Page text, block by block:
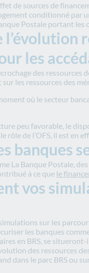
de sources de
conditionné par
Postale portant
l’évolution
les
des ressources
les ressources des
où le secteur
peu favorable, le
rôle de l’OFS, il est en
banques
La Banque Postale,
à ce que le
vos
sur les
les banques
en BRS, se
des ressources
dans le parc BRS ou